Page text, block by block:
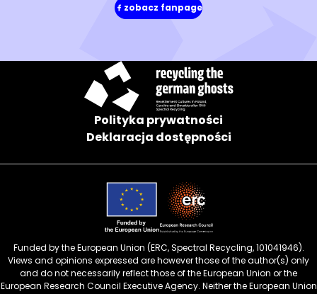
zobacz fanpage
(w
nowym
Polityka prywatności
Deklaracja dostępności
Funded by the European Union (ERC, Spectral Recycling, 101041946).
Views and opinions expressed are however those of the author(s) only
and do not necessarily reflect those of the European Union or the
European Research Council Executive Agency. Neither the European Union